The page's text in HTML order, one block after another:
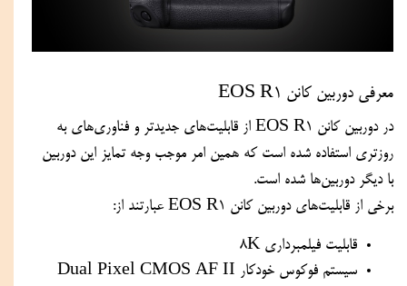
معرفی دوربین کانن EOS R1
با دیگر دوربین‌ها شده است.
برخی از قابلیت‌های دوربین کانن EOS R1 عبارتند از:
قابلیت فیلمبرداری 8K
سیستم فوکوس خودکار Dual Pixel CMOS AF II